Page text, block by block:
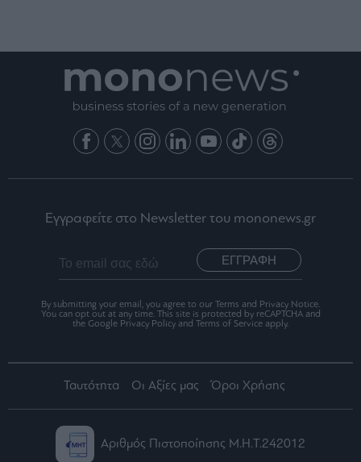
Εγγραφείτε στο Newsletter του mononews.gr
ΕΓΓΡΑΦΗ
By submitting your email, you agree to our Terms and Privacy Notice.
You can opt out at any time. This site is protected by reCAPTCHA and
the Google Privacy Policy and Terms of Service apply.
Ταυτότητα Οι Αξίες μας Όροι Χρήσης
Αριθμός Πιστοποίησης Μ.Η.Τ.242012